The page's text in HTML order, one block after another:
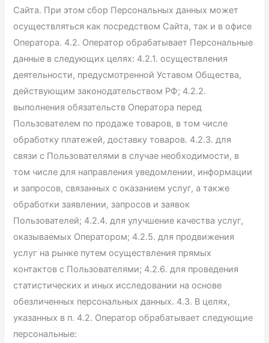
Сайта. При этом сбор Персональных данных может
осуществляться как посредством Сайта, так и в офисе
Оператора. 4.2. Оператор обрабатывает Персональные
данные в следующих целях: 4.2.1. осуществления
деятельности, предусмотренной Уставом Общества,
действующим законодательством РФ; 4.2.2.
выполнения обязательств Оператора перед
Пользователем по продаже товаров, в том числе
обработку платежей, доставку товаров. 4.2.3. для
связи с Пользователями в случае необходимости, в
том числе для направления уведомлении, информации
и запросов, связанных с оказанием услуг, а также
обработки заявлении, запросов и заявок
Пользователей; 4.2.4. для улучшение качества услуг,
оказываемых Оператором; 4.2.5. для продвижения
услуг на рынке путем осуществления прямых
контактов с Пользователями; 4.2.6. для проведения
статистических и иных исследовании на основе
обезличенных персональных данных. 4.3. В целях,
указанных в п. 4.2. Оператор обрабатывает следующие
персональные: